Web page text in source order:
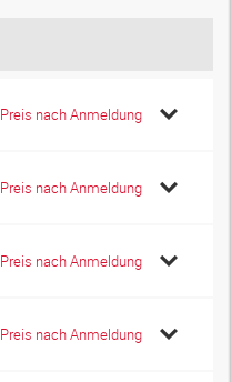
Preis nach Anmeldung
Preis nach Anmeldung
Preis nach Anmeldung
Preis nach Anmeldung